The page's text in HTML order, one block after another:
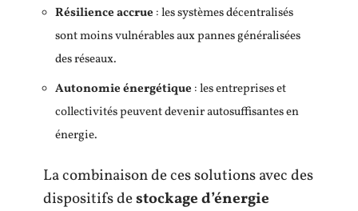
Résilience accrue : les systèmes décentralisés
sont moins vulnérables aux pannes généralisées
des réseaux.
Autonomie énergétique : les entreprises et
collectivités peuvent devenir autosuffisantes en
énergie.
La combinaison de ces solutions avec des
dispositifs destockage d’énergie